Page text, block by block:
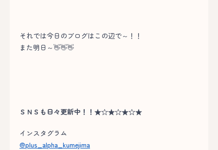
それでは今日のブログはこの辺で～！！
また明日～👋👋👋
ＳＮＳも日々更新中！！★☆★☆★☆★
インスタグラム
@plus_alpha_kumejima